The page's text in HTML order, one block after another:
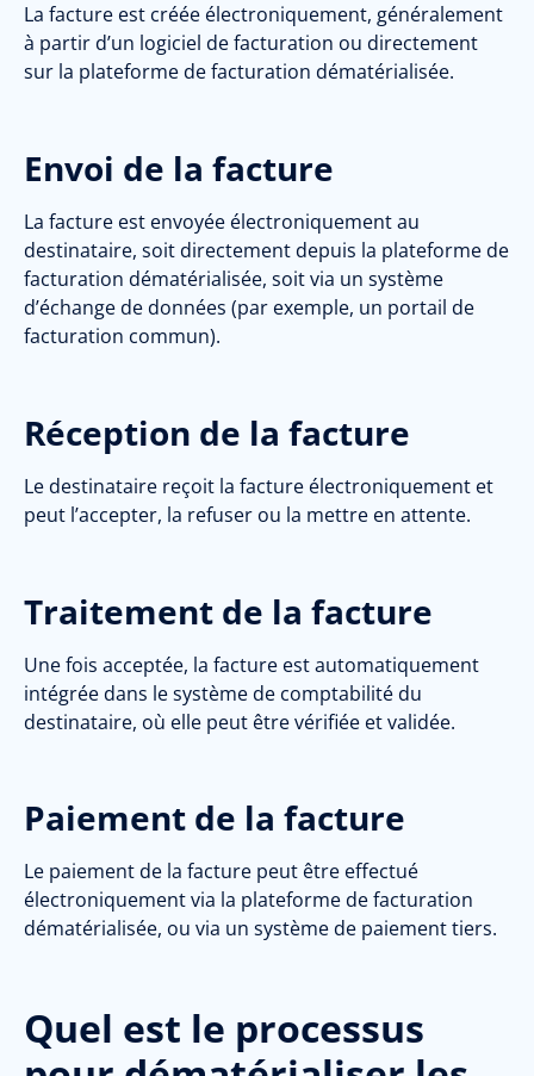
La facture est créée électroniquement, généralement
à partir d’un logiciel de facturation ou directement
sur la plateforme de facturation dématérialisée.
Envoi de la facture
La facture est envoyée électroniquement au
destinataire, soit directement depuis la plateforme de
facturation dématérialisée, soit via un système
d’échange de données (par exemple, un portail de
facturation commun).
Réception de la facture
Le destinataire reçoit la facture électroniquement et
peut l’accepter, la refuser ou la mettre en attente.
Traitement de la facture
Une fois acceptée, la facture est automatiquement
intégrée dans le système de comptabilité du
destinataire, où elle peut être vérifiée et validée.
Paiement de la facture
Le paiement de la facture peut être effectué
électroniquement via la plateforme de facturation
dématérialisée, ou via un système de paiement tiers.
Quel est le processus